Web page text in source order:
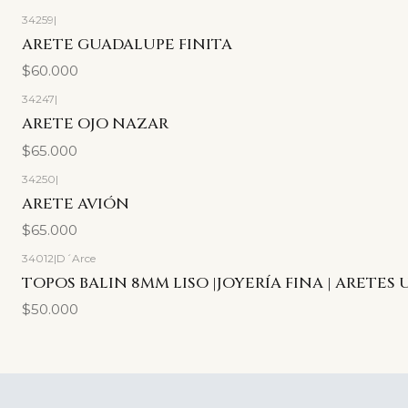
34259|
ARETE GUADALUPE FINITA
$60.000
34247|
ARETE OJO NAZAR
$65.000
34250|
ARETE AVIÓN
$65.000
34012|D´Arce
TOPOS BALIN 8MM LISO |JOYERÍA FINA | ARETES
$50.000